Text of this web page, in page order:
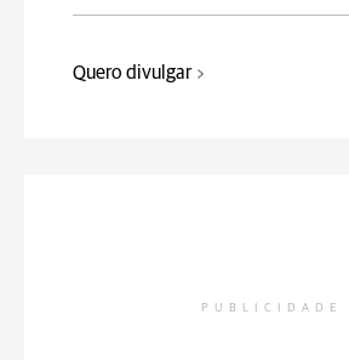
Quero divulgar
PUBLICIDADE